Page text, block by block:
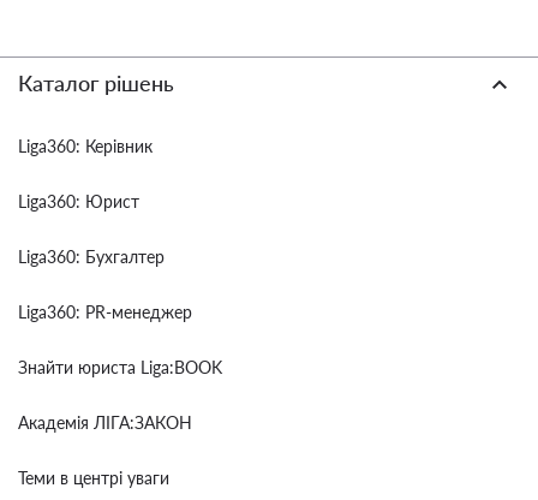
Каталог рішень
Liga360: Керівник
Liga360: Юрист
Liga360: Бухгалтер
Liga360: PR-менеджер
Знайти юриста Liga:BOOK
Академія ЛІГА:ЗАКОН
Теми в центрі уваги